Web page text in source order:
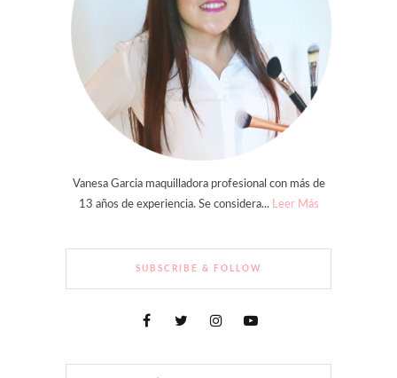
Vanesa Garcia maquilladora profesional con más de
13 años de experiencia. Se considera... Leer Más
SUBSCRIBE & FOLLOW